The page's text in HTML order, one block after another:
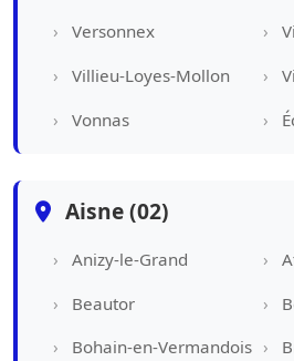
Versonnex
Villieu-Loyes-Mollon
Vonnas
Aisne (02)
Anizy-le-Grand
Beautor
Bohain-en-Vermandois